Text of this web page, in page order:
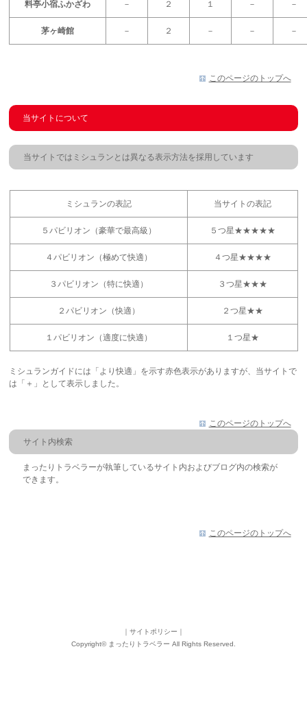
料亭小宿ふかざわ － ２ １ － －
茅ヶ崎館 － ２ － － －
このページのトップへ
当サイトについて
当サイトではミシュランとは異なる表示方法を採用しています
ミシュランの表記 当サイトの表記
５パビリオン（豪華で最高級） ５つ星★★★★★
４パビリオン（極めて快適） ４つ星★★★★
３パビリオン（特に快適） ３つ星★★★
２パビリオン（快適） ２つ星★★
１パビリオン（適度に快適） １つ星★
ミシュランガイドには「より快適」を示す赤色表示がありますが、当サイトで
は「＋」として表示しました。
このページのトップへ
サイト内検索
まったりトラベラーが執筆しているサイト内およびブログ内の検索が
できます。
このページのトップへ
｜ サイトポリシー ｜
Copyright© まったりトラベラー All Rights Reserved.